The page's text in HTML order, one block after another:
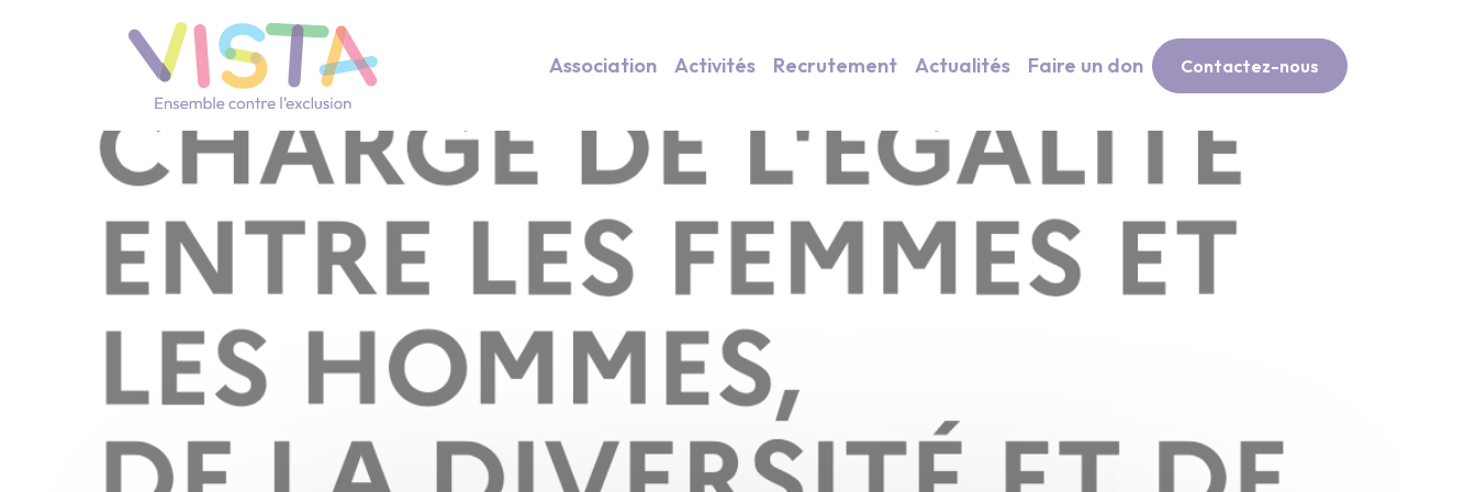
Navigation principale Association Activités Recrutement Actualités Faire un don Contactez-nous